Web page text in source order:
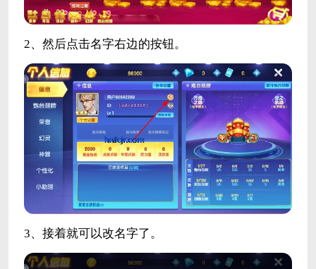
2、然后点击名字右边的按钮。
3、接着就可以改名字了。